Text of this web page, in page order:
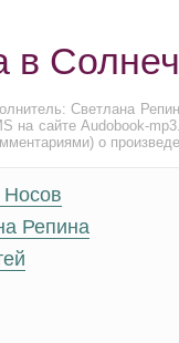
в
Светлана
на сайте Audobook-
о
Репина